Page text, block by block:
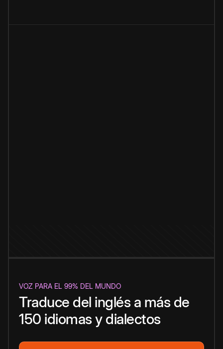
VOZ PARA EL 99% DEL MUNDO
Traduce del inglés a más de
150 idiomas y dialectos